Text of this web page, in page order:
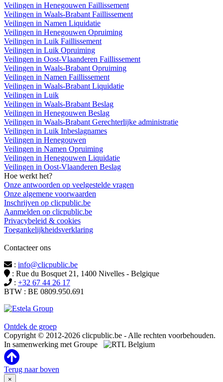
Veilingen in Henegouwen Faillissement
Veilingen in Waals-Brabant Faillissement
Veilingen in Namen Liquidatie
Veilingen in Henegouwen Opruiming
Veilingen in Luik Faillissement
Veilingen in Luik Opruiming
Veilingen in Oost-Vlaanderen Faillissement
Veilingen in Waals-Brabant Opruiming
Veilingen in Namen Faillissement
Veilingen in Waals-Brabant Liquidatie
Veilingen in Luik
Veilingen in Waals-Brabant Beslag
Veilingen in Henegouwen Beslag
Veilingen in Waals-Brabant Gerechterlijke administratie
Veilingen in Luik Inbeslagnames
Veilingen in Henegouwen
Veilingen in Namen Opruiming
Veilingen in Henegouwen Liquidatie
Veilingen in Oost-Vlaanderen Beslag
Hoe werkt het?
Onze antwoorden op veelgestelde vragen
Onze algemene voorwaarden
Inschrijven op clicpublic.be
Aanmelden op clicpublic.be
Privacybeleid & cookies
Toegankelijkheidsverklaring
Contacteer ons
: info@clicpublic.be
: Rue du Bosquet 21, 1400 Nivelles - Belgique
: +32 67 44 26 17
BTW : BE 0809.950.691
Ontdek de groep
Copyright © 2012-2026 clicpublic.be - Alle rechten voorbehouden.
In samenwerking met Groupe
Terug naar boven
×